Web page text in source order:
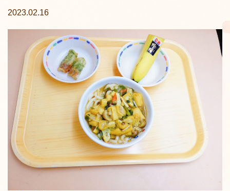
2023.02.16